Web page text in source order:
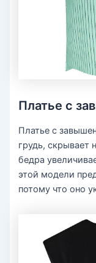
Платье с
Платье с
грудь, скрывает
бедра
этой модели
потому что оно